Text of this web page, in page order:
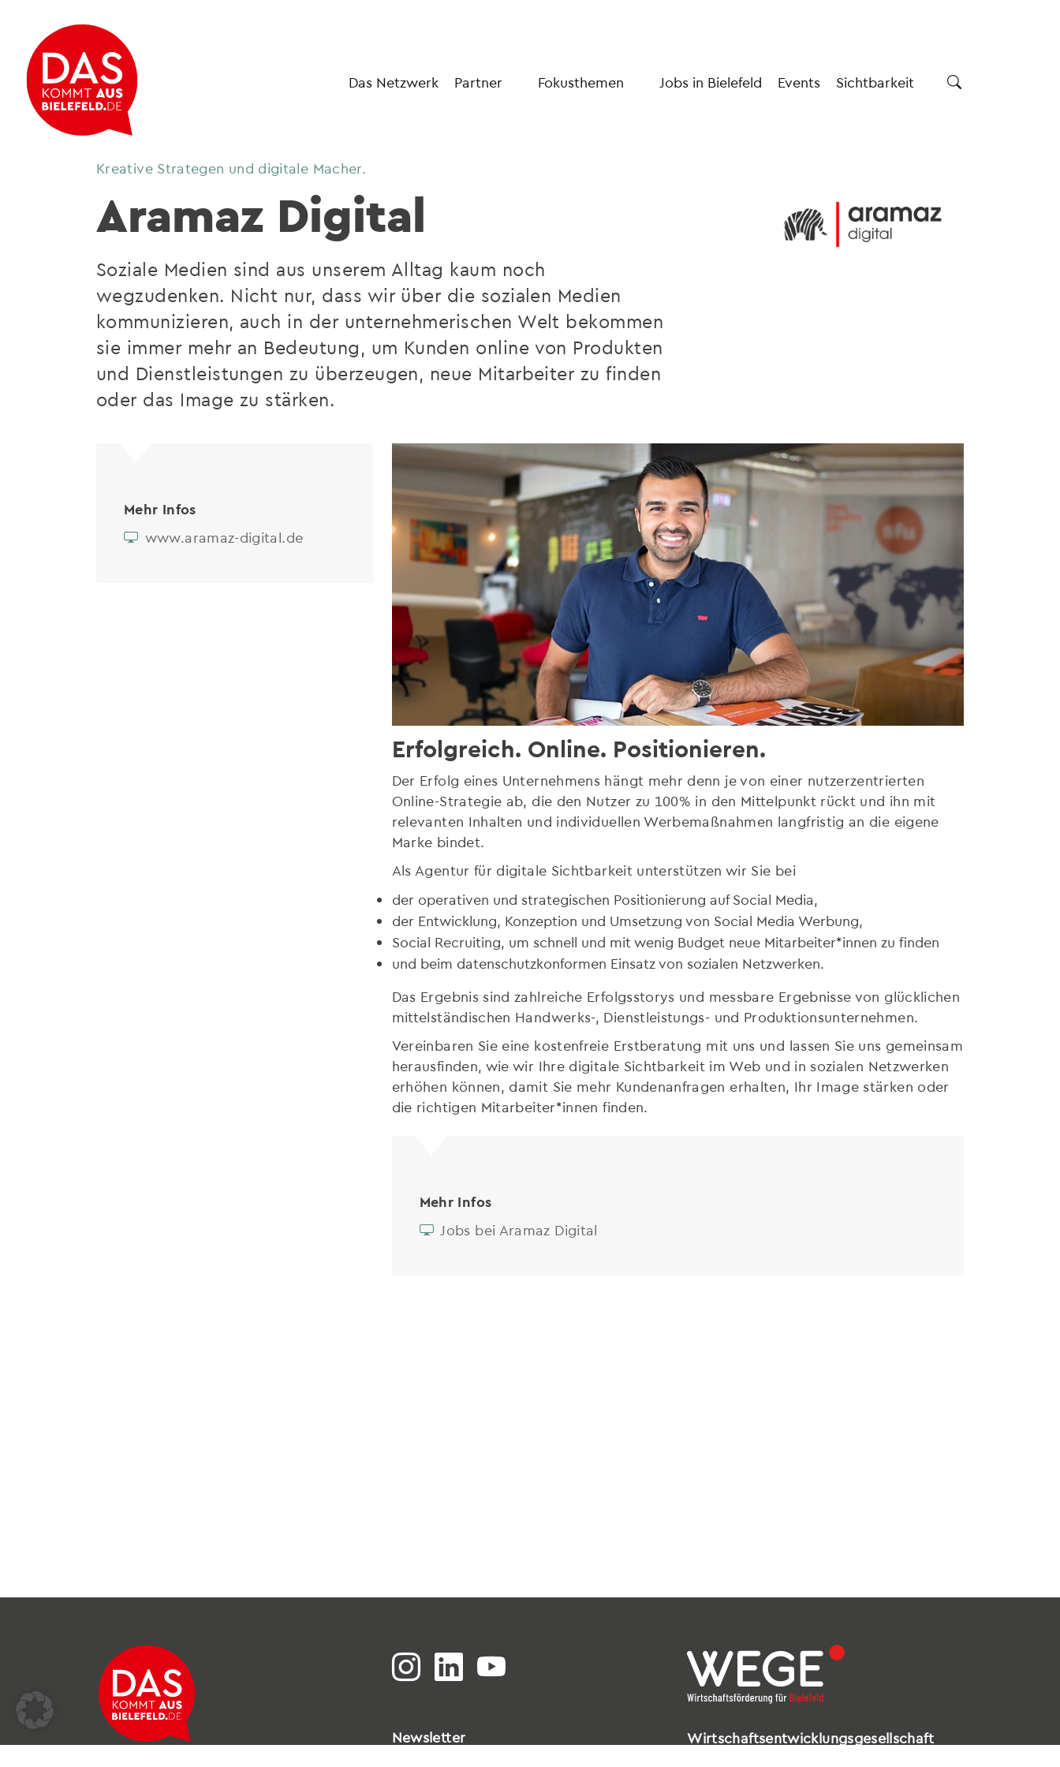
Das Netzwerk Partner Fokusthemen Jobs in Bielefeld Events Sichtbarkeit
Kreative Strategen und digitale Macher.
Aramaz Digital
Soziale Medien sind aus unserem Alltag kaum noch
wegzudenken. Nicht nur, dass wir über die sozialen Medien
kommunizieren, auch in der unternehmerischen Welt bekommen
sie immer mehr an Bedeutung, um Kunden online von Produkten
und Dienstleistungen zu überzeugen, neue Mitarbeiter zu finden
oder das Image zu stärken.
Mehr Infos
www.aramaz-digital.de
Erfolgreich. Online. Positionieren.
Der Erfolg eines Unternehmens hängt mehr denn je von einer nutzerzentrierten
Online-Strategie ab, die den Nutzer zu 100% in den Mittelpunkt rückt und ihn mit
relevanten Inhalten und individuellen Werbemaßnahmen langfristig an die eigene
Marke bindet.
Als Agentur für digitale Sichtbarkeit unterstützen wir Sie bei
der operativen und strategischen Positionierung auf Social Media,
der Entwicklung, Konzeption und Umsetzung von Social Media Werbung,
Social Recruiting, um schnell und mit wenig Budget neue Mitarbeiter*innen zu finden
und beim datenschutzkonformen Einsatz von sozialen Netzwerken.
Das Ergebnis sind zahlreiche Erfolgsstorys und messbare Ergebnisse von glücklichen
mittelständischen Handwerks-, Dienstleistungs- und Produktionsunternehmen.
Vereinbaren Sie eine kostenfreie Erstberatung mit uns und lassen Sie uns gemeinsam
herausfinden, wie wir Ihre digitale Sichtbarkeit im Web und in sozialen Netzwerken
erhöhen können, damit Sie mehr Kundenanfragen erhalten, Ihr Image stärken oder
die richtigen Mitarbeiter*innen finden.
Mehr Infos
Jobs bei Aramaz Digital
Newsletter
Wirtschaftsentwicklungsgesellschaft